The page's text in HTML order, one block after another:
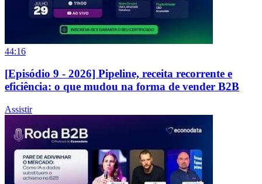
44:16
[Episódio 9 - 2026] Pipeline, receita recorrente e
eficiência: o que mudou na forma de vender B2B
Assistir